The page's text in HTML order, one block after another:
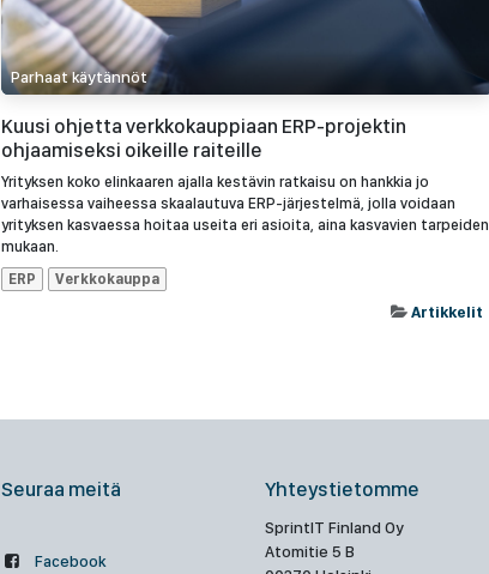
Parhaat käytännöt
Kuusi ohjetta verkkokauppiaan ERP-projektin
ohjaamiseksi oikeille raiteille
Yrityksen koko elinkaaren ajalla kestävin ratkaisu on hankkia jo
varhaisessa vaiheessa skaalautuva ERP-järjestelmä, jolla voidaan
yrityksen kasvaessa hoitaa useita eri asioita, aina kasvavien tarpeiden
mukaan.
ERP
Verkkokauppa
Artikkelit
Seuraa meitä
Facebook
Yhteystietomme
SprintIT Finland Oy
Atomitie 5 B